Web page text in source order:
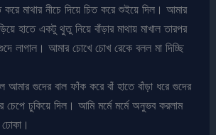
মাথার নীচে দিয়ে চিত করে শুইয়ে দিল। আমার
হাতে একটু থুতু নিয়ে বাঁড়ার মাথায় মাখাল তারপর
লাগাল। আমার চোখে চোখ রেকে বলল মা দিচ্ছি
গুদের বাল ফাঁক করে বাঁ হাতে বাঁড়া ধরে গুদের
ঢুকিয়ে দিল। আমি মর্মে মর্মে অনুভব করলাম